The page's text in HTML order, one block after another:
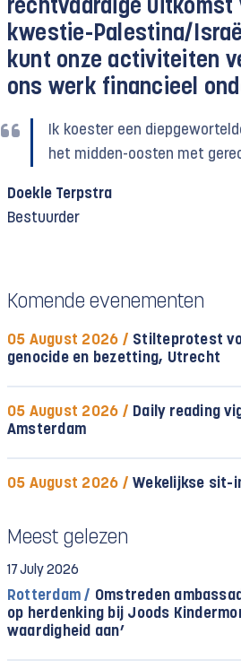
rechtvaardige uitkomst
kwestie-Palestina/
kunt onze activiteiten
ons werk financieel
Ik koester een
het midden-oosten met
Doekle Terpstra
Bestuurder
Komende evenementen
05 August 2026 / Stilteprotest
genocide en bezetting, Utrecht
05 August 2026 / Daily reading
Amsterdam
05 August 2026 / Wekelijkse sit-
Meest gelezen
17 July 2026
Rotterdam / Omstreden
op herdenking bij Joods
waardigheid aan’